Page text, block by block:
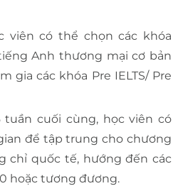
viên có thể chọn các khóa
Anh thương mại cơ bản
gia các khóa Pre IELTS/ Pre
tuần cuối cùng, học viên có
để tập trung cho chương
chỉ quốc tế, hướng đến các
hoặc tương đương.